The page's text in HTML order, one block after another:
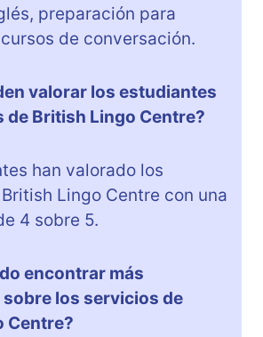
preparación para
de conversación.
valorar los estudiantes
de British Lingo Centre?
han valorado los
Lingo Centre con una
4 sobre 5.
encontrar más
los servicios de
Centre?